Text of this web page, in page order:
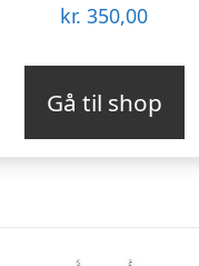
kr. 350,00
Gå til shop